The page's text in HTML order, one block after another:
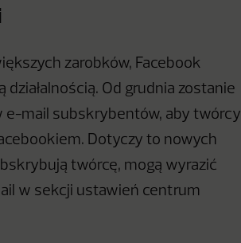
zarobków, Facebook
Od grudnia zostanie
e-mail subskrybentów, aby twórcy
Dotyczy to nowych
twórcę, mogą wyrazić
w sekcji ustawień centrum